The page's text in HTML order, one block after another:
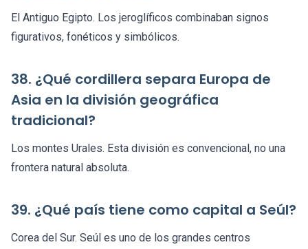
El Antiguo Egipto. Los jeroglíficos combinaban signos
figurativos, fonéticos y simbólicos.
38. ¿Qué cordillera separa Europa de
Asia en la división geográfica
tradicional?
Los montes Urales. Esta división es convencional, no una
frontera natural absoluta.
39. ¿Qué país tiene como capital a Seúl?
Corea del Sur. Seúl es uno de los grandes centros